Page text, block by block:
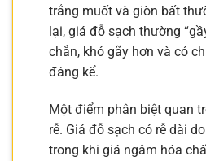
trắng muốt và giòn bất
lại, giá đỗ sạch thường
chắn, khó gãy hơn và có
đáng kể.
Một điểm phân biệt quan
rễ. Giá đỗ sạch có rễ dài
trong khi giá ngâm hóa